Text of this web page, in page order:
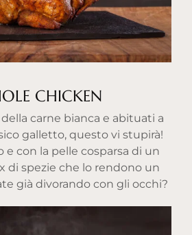
CHICKEN
carne bianca e abituati a
galletto, questo vi stupirà!
e con la pelle cosparsa di un
di spezie che lo rendono un
già divorando con gli occhi?